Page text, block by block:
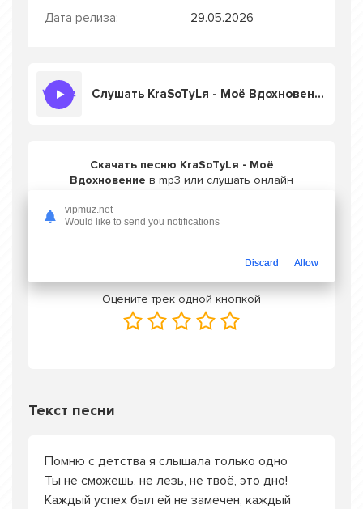
Дата релиза:
29.05.2026
Слушать KraSoTyLя - Моё Вдохновение
Скачать песню KraSoTyLя - Моё
Вдохновение в mp3 или слушать онлайн
Оцените трек одной кнопкой
Текст песни
Помню с детства я слышала только одно
Ты не сможешь, не лезь, не твоё, это дно!
Каждый успех был ей не замечен, каждый
vipmuz.net
Would like to send you notifications
Discard Allow